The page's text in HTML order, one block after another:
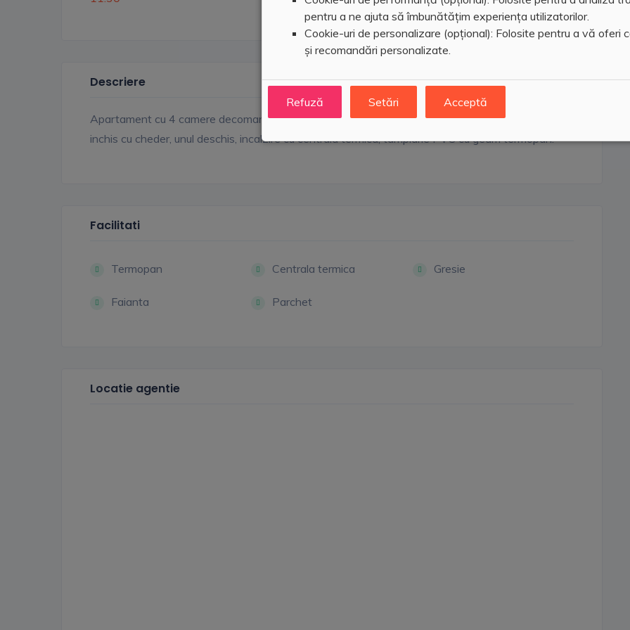
pentru a ne ajuta să îmbunătățim experiența utilizatorilor.
Cookie-uri de personalizare (opțional): Folosite pentru a vă oferi
și recomandări personalizate.
Refuză Setări Acceptă
Descriere
Apartament cu 4 camere decomandate situat la etajul 2, suprafata utila 80 mp, 2 balcoane, unul
inchis cu cheder, unul deschis, incalzire cu centrala termica, tamplarie PVC cu geam termopan.
Facilitati
Termopan Centrala termica Gresie
Faianta Parchet
Locatie agentie